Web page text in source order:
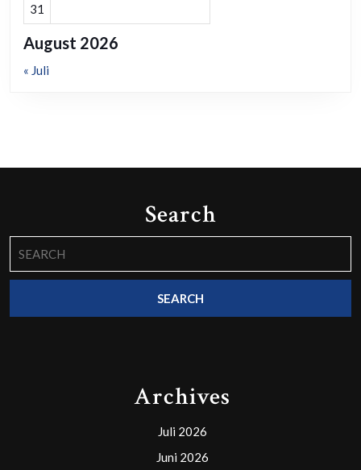
August 2026
31
« Juli
Search
for:
Archives
Juli 2026
Juni 2026